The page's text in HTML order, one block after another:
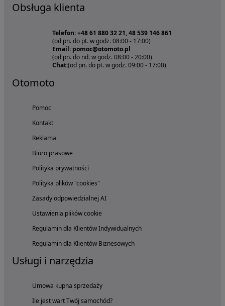
Obsługa klienta
Telefon: +48 61 880 32 21, 48 539 146 861
(od pn. do pt. w godz. 08:00 - 17:00)
Email: pomoc@otomoto.pl
(od pn. do nd. w godz. 08:00 - 20:00)
Chat:(od pn. do pt. w godz. 09:00 - 17:00)
Otomoto
Pomoc
Kontakt
Reklama
Biuro prasowe
Polityka prywatności
Polityka plików "cookies"
Zasady odpowiedzialnej AI
Ustawienia plików cookie
Regulamin dla Klientów Indywidualnych
Regulamin dla Klientów Biznesowych
Usługi i narzędzia
Umowa kupna sprzedaży
Ile jest wart Twój samochód?